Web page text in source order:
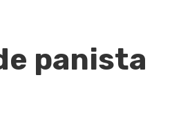
panista